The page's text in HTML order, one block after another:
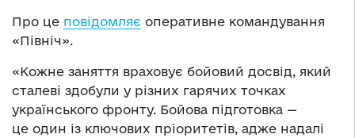
Про це повідомляє оперативне командування
«Північ».
«Кожне заняття враховує бойовий досвід, який
сталеві здобули у різних гарячих точках
українського фронту. Бойова підготовка —
це один із ключових пріоритетів, адже надалі